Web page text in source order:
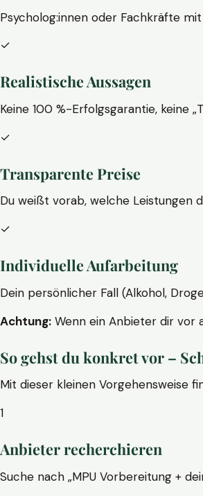
Psycholog:innen oder Fachkräfte
✓
Realistische Aussagen
Keine 100 %-Erfolgsgarantie, keine
✓
Transparente Preise
Du weißt vorab, welche Leistungen
✓
Individuelle Aufarbeitung
Dein persönlicher Fall (Alkohol,
Achtung: Wenn ein Anbieter dir vor
So gehst du konkret vor –
Mit dieser kleinen Vorgehensweise
1
Anbieter recherchieren
Suche nach „MPU Vorbereitung +